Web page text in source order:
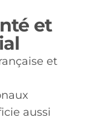
et
et
aussi